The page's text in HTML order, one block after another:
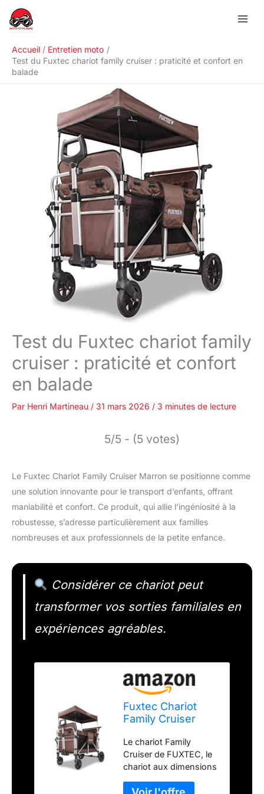
Accueil
Entretien moto
Test du Fuxtec chariot family cruiser : praticité et confort en
balade
Test du Fuxtec chariot family
cruiser : praticité et confort
en balade
Par Henri Martineau / 31 mars 2026 / 3 minutes de lecture
5/5 - (5 votes)
Le Fuxtec Chariot Family Cruiser Marron se positionne comme
une solution innovante pour le transport d’enfants, offrant
maniabilité et confort. Ce produit, qui allie l’ingéniosité à la
robustesse, s’adresse particulièrement aux familles
nombreuses et aux professionnels de la petite enfance.
Considérer ce chariot peut
transformer vos sorties familiales en
expériences agréables.
Fuxtec Chariot
Family Cruiser
Chariot de Jardin
Pliable,
Homologué EN-
1888, 4 Enfants,
Le chariot Family
Cruiser de FUXTEC, le
chariot aux dimensions
enfants, avec 4
R
e
h
e